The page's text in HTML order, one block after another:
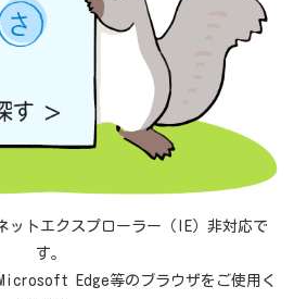
トエクスプローラー（IE）非対応で
す。
Edge等のブラウザをご使用く